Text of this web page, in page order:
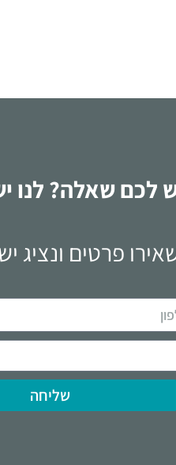
לכם שאלה? לנו
פרטים ונציג
שליחה